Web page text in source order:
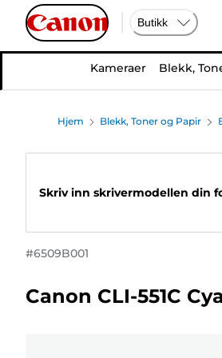
Butikk
Kameraer Blekk,
Hjem Blekk, Toner og Papir
Skriv inn skrivermodellen din
#6509B001
Canon CLI-551C